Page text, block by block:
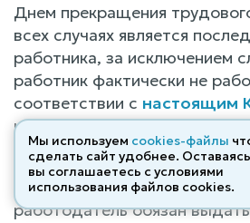
Днем прекращения
всех случаях является
работника, за исключением
работник фактически не
соответствии с настоящим
иным федеральным законом,
место работы (должность).
В день прекращения
работодатель обязан
Мы используем cookies-файлы
сделать сайт удобнее.
вы соглашаетесь с условиями
использования файлов cооkies.